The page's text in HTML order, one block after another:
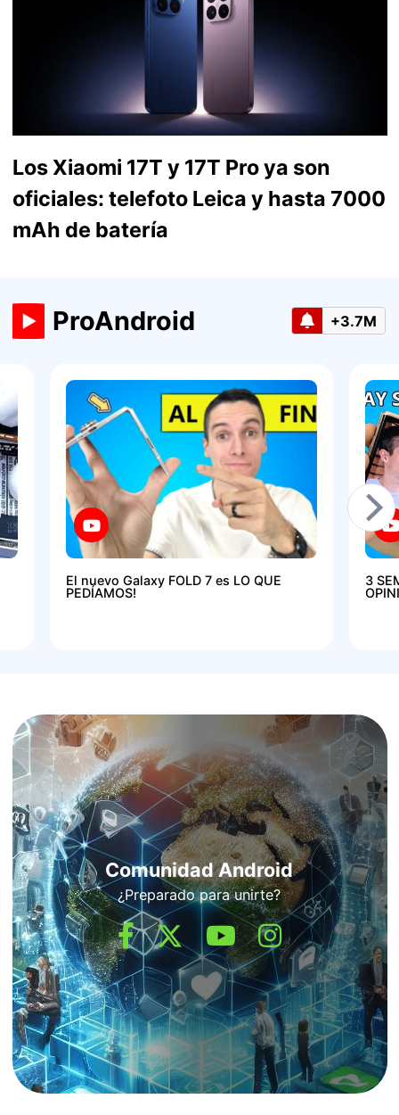
Los Xiaomi 17T y 17T Pro ya son
oficiales: telefoto Leica y hasta 7000
mAh de batería
ProAndroid +3.7M
El nuevo Galaxy FOLD 7 es LO QUE
PEDÍAMOS!
3
Comunidad Android
¿Preparado para unirte?